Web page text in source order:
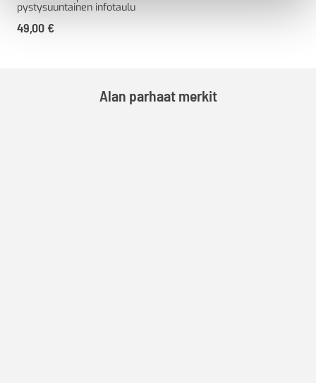
pystysuuntainen infotaulu
49,00 €
Alan parhaat merkit